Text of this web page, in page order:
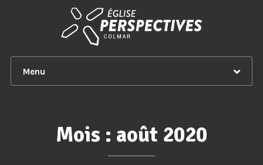
Menu
Mois : août 2020